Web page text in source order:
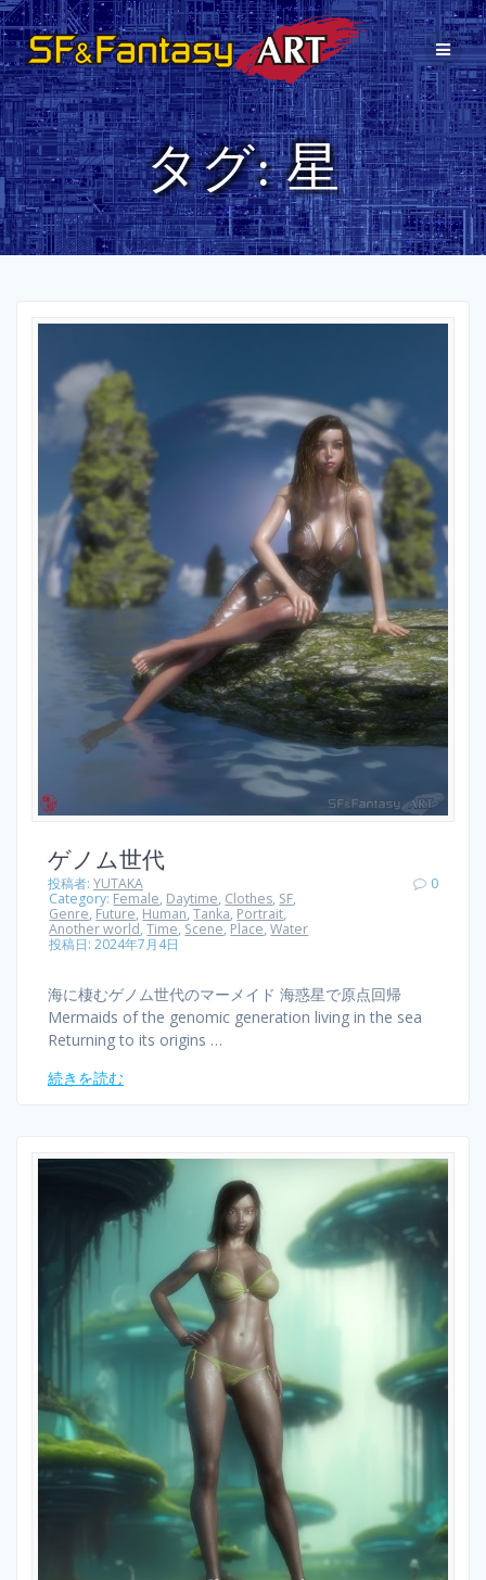
コ
ン
テ
ン
ツ
へ
ス
キ
ッ
プ
タグ:星
ゲノム世代
投稿者: YUTAKA
Category: Female, Daytime, Clothes, SF,
Genre, Future, Human,Tanka, Portrait,
Another world,Time, Scene, Place,Water
投稿日: 2024年7月4日
0
海に棲むゲノム世代のマーメイド 海惑星で原点回帰
Mermaids of the genomic generation living in the sea
Returning to its origins …
続きを読む